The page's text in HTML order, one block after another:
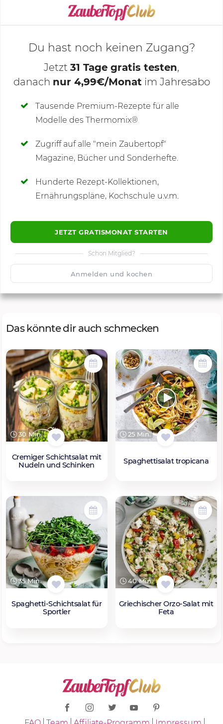
KOCHMODUS STARTEN
Deine Notizen
Du hast noch keinen Zugang?
Jetzt 31 Tage gratis testen,
danach nur 4,99€/Monat im Jahresabo
Tausende Premium-Rezepte für alle
Modelle des Thermomix®
Zugriff auf alle "mein Zaubertopf"
Magazine, Bücher und Sonderhefte.
Hunderte Rezept-Kollektionen,
Ernährungspläne, Kochschule u.v.m.
JETZT GRATISMONAT STARTEN
Schon Mitglied?
Anmelden und kochen
Kommentare
🙂 Speichern
Das könnte dir auch schmecken
30 Min.
Cremiger Schichtsalat mit
Nudeln und Schinken
25 Min.
Spaghettisalat tropicana
35 Min.
Spaghetti-Schichtsalat für
Sportler
40 Min.
Griechischer Orzo-Salat mit
Feta